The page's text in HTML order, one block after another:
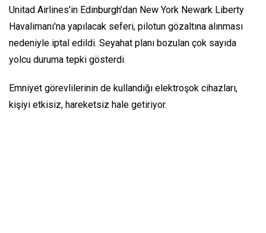
Unitad Airlines'in Edinburgh'dan New York Newark Liberty
Havalimanı'na yapılacak seferi, pilotun gözaltına alınması
nedeniyle iptal edildi. Seyahat planı bozulan çok sayıda
yolcu duruma tepki gösterdi.
Emniyet görevlilerinin de kullandığı elektroşok cihazları,
kişiyi etkisiz, hareketsiz hale getiriyor.